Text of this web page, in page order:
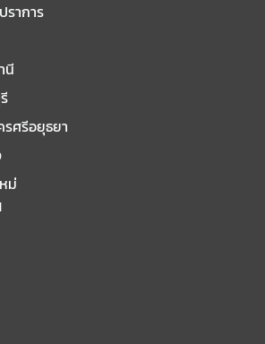
ราการ
นี
ศรีอยุธยา
ม่